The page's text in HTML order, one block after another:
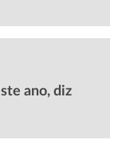
ano, diz